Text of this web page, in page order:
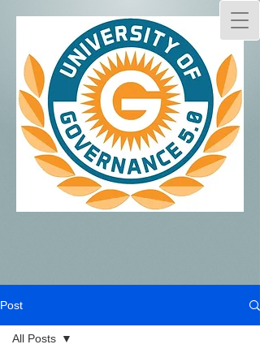
Post
All Posts